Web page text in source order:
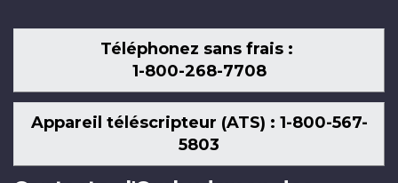
Téléphonez sans frais :
1-800-268-7708
Appareil téléscripteur (ATS) : 1-800-567-
5803